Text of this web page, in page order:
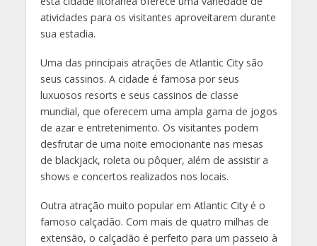
atividades para os visitantes aproveitarem durante
sua estadia.
Uma das principais atrações de Atlantic City são
seus cassinos. A cidade é famosa por seus
luxuosos resorts e seus cassinos de classe
mundial, que oferecem uma ampla gama de jogos
de azar e entretenimento. Os visitantes podem
desfrutar de uma noite emocionante nas mesas
de blackjack, roleta ou pôquer, além de assistir a
shows e concertos realizados nos locais.
Outra atração muito popular em Atlantic City é o
famoso calçadão. Com mais de quatro milhas de
extensão, o calçadão é perfeito para um passeio à